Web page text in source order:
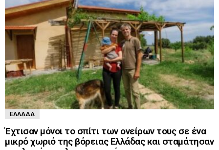
ΕΛΛΆΔΑ
Έχτισαν μόνοι το σπίτι των ονείρων τους σε ένα
μικρό χωριό της βόρειας Ελλάδας και σταμάτησαν